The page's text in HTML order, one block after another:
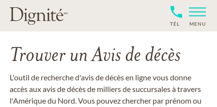
TÉL MENU
Trouver un Avis de décès
L'outil de recherche d'avis de décès en ligne vous donne
accès aux avis de décès de milliers de succursales à travers
l'Amérique du Nord. Vous pouvez chercher par prénom ou